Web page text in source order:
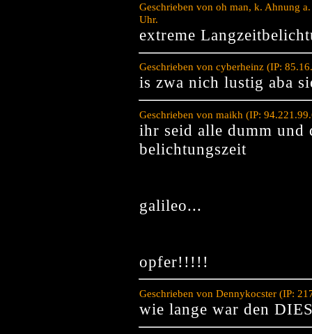
Geschrieben von oh man, k. Ahnung
Uhr.
extreme
Geschrieben von cyberheinz (IP:
is zwa nich lustig aba
Geschrieben von maikh (IP:
ihr seid alle dumm und
belichtungszeit
galileo...
opfer!!!!!
Geschrieben von Dennykocster (IP:
wie lange war den